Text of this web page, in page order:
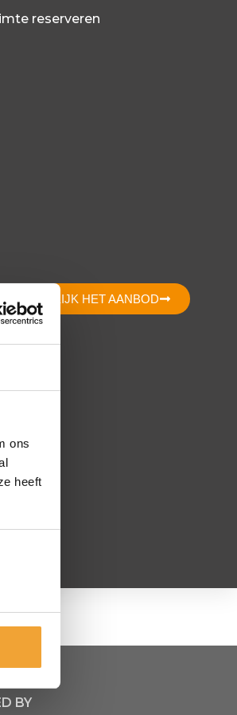
ons
heeft
reserveren
BEKIJK HET AANBOD
BY